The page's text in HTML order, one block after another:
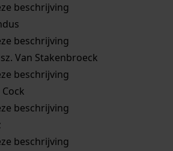
beschrijving
beschrijving
Van Stakenbroeck
beschrijving
beschrijving
beschrijving